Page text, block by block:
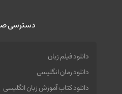
دسترسی
دانلود فیلم زبان
دانلود رمان انگلیسی
دانلود کتاب آموزش زبان انگلیسی